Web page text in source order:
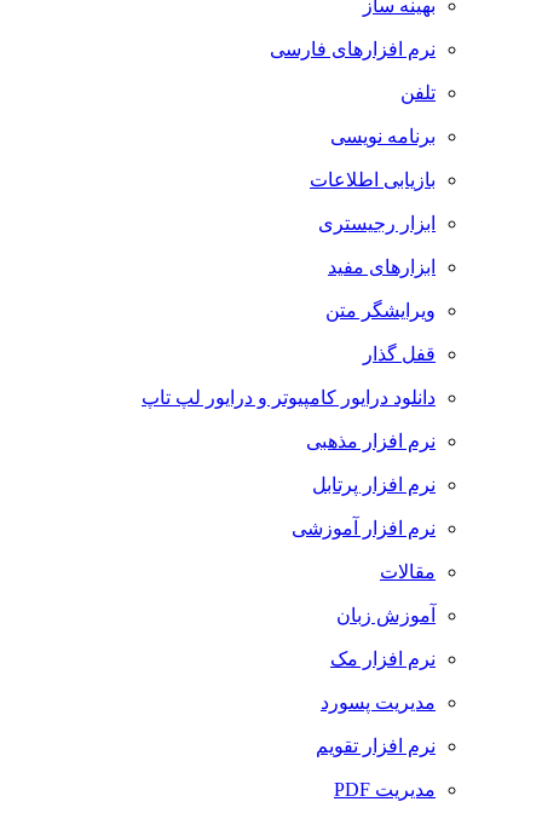
بهینه ساز
نرم افزارهای فارسی
تلفن
برنامه نویسی
بازیابی اطلاعات
ابزار رجیستری
ابزارهای مفید
ویرایشگر متن
قفل گذار
دانلود درایور کامپیوتر و درایور لپ تاپ
نرم افزار مذهبی
نرم افزار پرتابل
نرم افزار آموزشی
مقالات
آموزش زبان
نرم افزار مک
مدیریت پسورد
نرم افزار تقویم
مدیریت PDF